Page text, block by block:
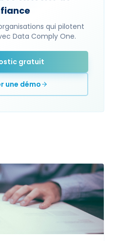
qui pilotent
Data Comply One.
gratuit
une démo